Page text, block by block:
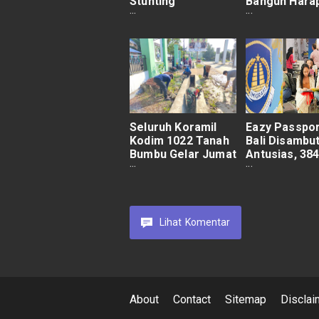
Tingkatkan
Sektor
Warga
Seluruh Koramil
Kodim 1022 Tanah
Bumbu Gelar Jumat
Bersih Bersama
Eazy
Bali Disambut
Antusias, 384
Paspor
Lihat Komentar
About Contact Sitemap